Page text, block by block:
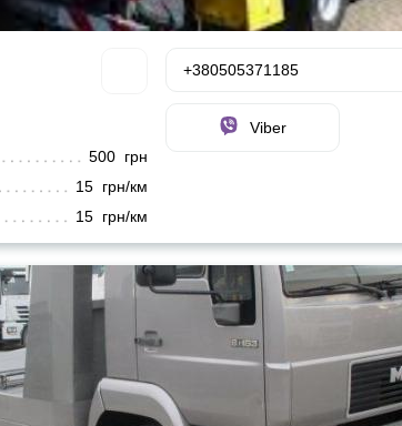
500 грн
15 грн/км
15 грн/км
+380505371185
Viber